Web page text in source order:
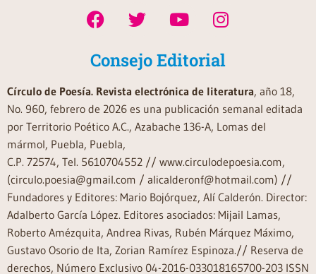
Consejo Editorial
Círculo de Poesía. Revista electrónica de literatura, año 18,
No. 960, febrero de 2026 es una publicación semanal editada
por Territorio Poético A.C., Azabache 136-A, Lomas del
mármol, Puebla, Puebla,
C.P. 72574, Tel. 5610704552 // www.circulodepoesia.com,
(circulo.poesia@gmail.com / alicalderonf@hotmail.com) //
Fundadores y Editores: Mario Bojórquez, Alí Calderón. Director:
Adalberto García López. Editores asociados: Mijail Lamas,
Roberto Amézquita, Andrea Rivas, Rubén Márquez Máximo,
Gustavo Osorio de Ita, Zorian Ramírez Espinoza.// Reserva de
derechos, Número Exclusivo 04-2016-033018165700-203 ISSN